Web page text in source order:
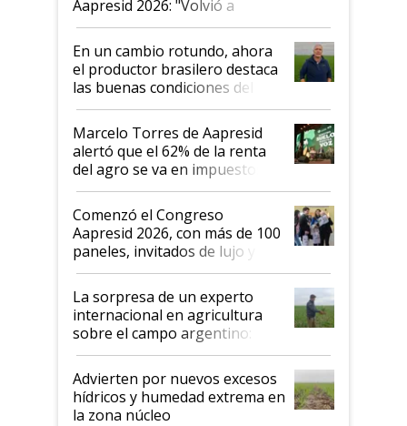
Aapresid 2026: "Volvió a
demostrar que hablar del
suelo es hablar de todo el
sistema productivo"
En un cambio rotundo, ahora
el productor brasilero destaca
las buenas condiciones del
agro argentino para invertir:
"Los veo más motivados"
Marcelo Torres de Aapresid
alertó que el 62% de la renta
del agro se va en impuestos:
"No es bueno que en
Argentina se sigan discutiendo
las mismas cosas de hace 50
años"
Comenzó el Congreso
Aapresid 2026, con más de 100
paneles, invitados de lujo y
todas las tendencias
La sorpresa de un experto
internacional en agricultura
sobre el campo argentino:
"Estoy muy impresionado"
Advierten por nuevos excesos
hídricos y humedad extrema en
la zona núcleo